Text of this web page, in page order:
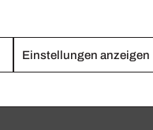
Einstellungen anzeigen